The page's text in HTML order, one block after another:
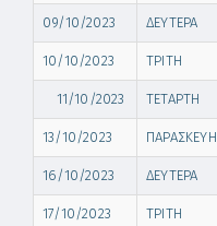
09/10/2023 ΔΕΥΤΕΡΑ
10/10/2023 ΤΡΙΤΗ
11/10/2023 ΤΕΤΑΡΤΗ
13/10/2023 ΠΑΡΑΣΚΕΥΗ
16/10/2023 ΔΕΥΤΕΡΑ
17/10/2023 ΤΡΙΤΗ